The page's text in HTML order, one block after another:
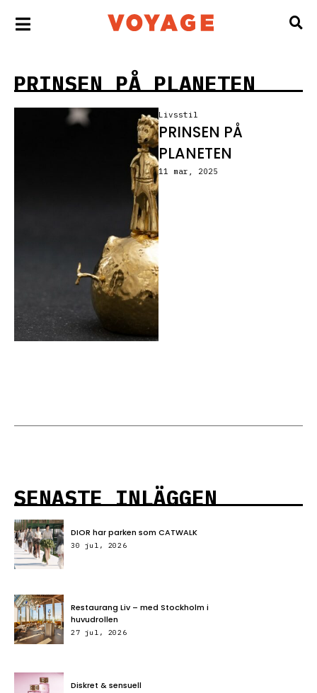
PRINSEN PÅ PLANETEN
Livsstil
PRINSEN PÅ
PLANETEN
11 mar, 2025
SENASTE INLÄGGEN
DIOR har parken som CATWALK
30 jul, 2026
Restaurang Liv – med Stockholm i
huvudrollen
27 jul, 2026
Diskret & sensuell